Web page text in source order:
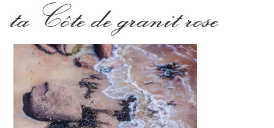
ta Côte de granit rose